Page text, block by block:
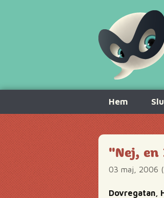
innehåll
Hem
"Nej,
03 maj, 2006
Dovregatan,